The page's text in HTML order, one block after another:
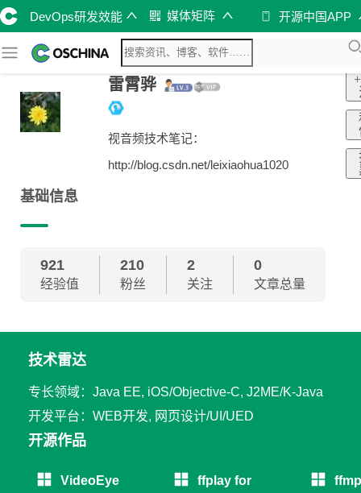
DevOps研发效能 媒体矩阵 开源中国APP
雷霄骅
视音频技术笔记：
http://blog.csdn.net/leixiaohua1020
基础信息
921
经验值
210
粉丝
2
关注
0
文章总量
技术雷达
专长领域：Java EE, iOS/Objective-C, J2ME/K-Java
开发平台：WEB开发, 网页设计/UI/UED
开源作品
VideoEye
ffplay for